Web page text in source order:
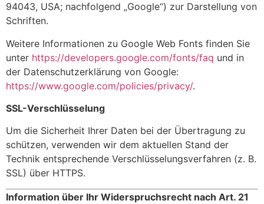
94043, USA; nachfolgend „Google“) zur Darstellung von
Schriften.
Weitere Informationen zu Google Web Fonts finden Sie
unter https://developers.google.com/fonts/faq und in
der Datenschutzerklärung von Google:
https://www.google.com/policies/privacy/.
SSL-Verschlüsselung
Um die Sicherheit Ihrer Daten bei der Übertragung zu
schützen, verwenden wir dem aktuellen Stand der
Technik entsprechende Verschlüsselungsverfahren (z. B.
SSL) über HTTPS.
Information über Ihr Widerspruchsrecht nach Art. 21